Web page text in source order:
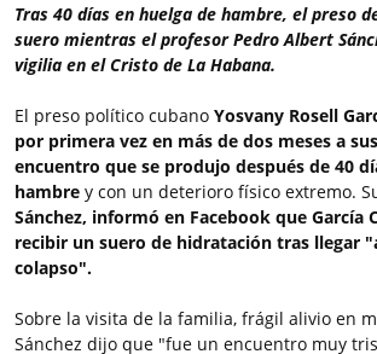
Tras 40 días en huelga de hambre, el preso
suero mientras el profesor Pedro Albert
vigilia en el Cristo de La Habana.
El preso político cubano Yosvany Rosell
por primera vez en más de dos meses a
encuentro que se produjo después de 40
hambre y con un deterioro físico extremo.
Sánchez, informó en Facebook que García
recibir un suero de hidratación tras llegar
colapso".
Sobre la visita de la familia, frágil alivio en
Sánchez dijo que "fue un encuentro muy